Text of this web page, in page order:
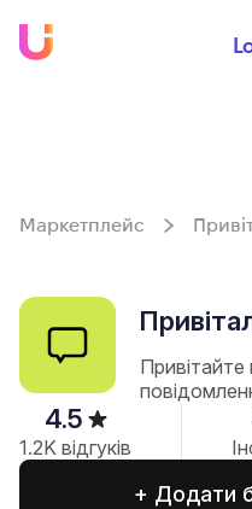
Маркетплейс
Привітайте
4.5
1.2K відгуків
+ Додати